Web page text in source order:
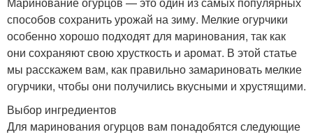
способов сохранить урожай на зиму. Мелкие огурчики
особенно хорошо подходят для маринования, так как
они сохраняют свою хрусткость и аромат. В этой статье
мы расскажем вам, как правильно замариновать мелкие
огурчики, чтобы они получились вкусными и хрустящими.
Выбор ингредиентов
Для маринования огурцов вам понадобятся следующие